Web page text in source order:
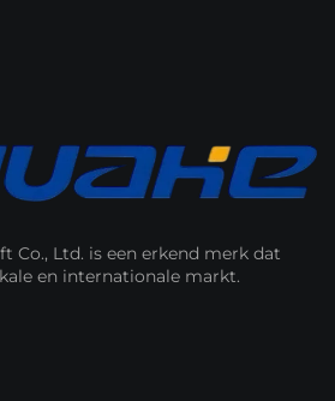
Co., Ltd. is een erkend merk dat
en internationale markt.